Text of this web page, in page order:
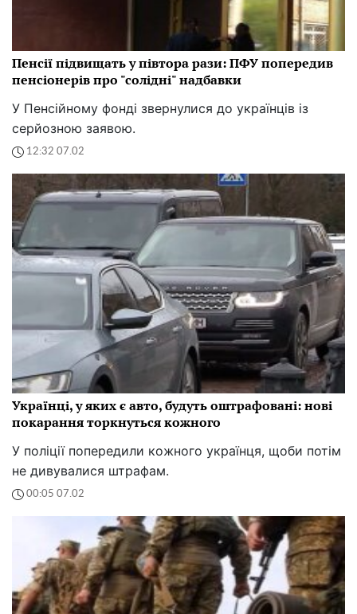
Пенсії підвищать у півтора рази: ПФУ попередив
пенсіонерів про "солідні" надбавки
У Пенсійному фонді звернулися до українців із
серйозною заявою.
12:32 07.02
Українці, у яких є авто, будуть оштрафовані: нові
покарання торкнуться кожного
У поліції попередили кожного українця, щоби потім
не дивувалися штрафам.
00:05 07.02